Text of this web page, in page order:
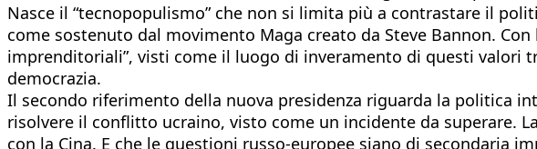
Nasce il “tecnopopulismo” che non si limita più a contrastare il
come sostenuto dal movimento Maga creato da Steve Bannon.
imprenditoriali”, visti come il luogo di inveramento di questi
democrazia.
Il secondo riferimento della nuova presidenza riguarda la politica
risolvere il conflitto ucraino, visto come un incidente da superare.
con la Cina. E che le questioni russo-europee siano di secondaria